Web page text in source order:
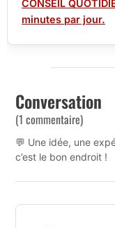
CONSEIL
minutes par jour.
Conversation
(1 commentaire)
💬 Une idée, une
c’est le bon endroit !